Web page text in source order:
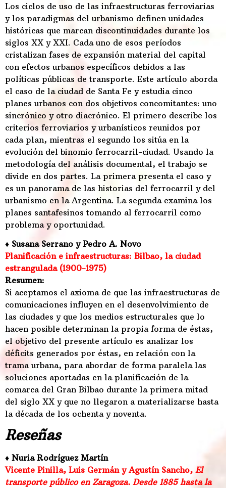
Los ciclos de uso de las infraestructuras ferroviarias
y los paradigmas del urbanismo definen unidades
históricas que marcan discontinuidades durante los
siglos XX y XXI. Cada uno de esos períodos
cristalizan fases de expansión material del capital
con efectos urbanos específicos debidos a las
políticas públicas de transporte. Este artículo aborda
el caso de la ciudad de Santa Fe y estudia cinco
planes urbanos con dos objetivos concomitantes: uno
sincrónico y otro diacrónico. El primero describe los
criterios ferroviarios y urbanísticos reunidos por
cada plan, mientras el segundo los sitúa en la
evolución del binomio ferrocarril-ciudad. Usando la
metodología del análisis documental, el trabajo se
divide en dos partes. La primera presenta el caso y
es un panorama de las historias del ferrocarril y del
urbanismo en la Argentina. La segunda examina los
planes santafesinos tomando al ferrocarril como
problema y oportunidad.
♦ Susana Serrano y Pedro A. Novo
Planificación e infraestructuras: Bilbao, la ciudad
estrangulada (1900-1975)
Resumen:
Si aceptamos el axioma de que las infraestructuras de
comunicaciones influyen en el desenvolvimiento de
las ciudades y que los medios estructurales que lo
hacen posible determinan la propia forma de éstas,
el objetivo del presente artículo es analizar los
déficits generados por éstas, en relación con la
trama urbana, para abordar de forma paralela las
soluciones aportadas en la planificación de la
comarca del Gran Bilbao durante la primera mitad
del siglo XX y que no llegaron a materializarse hasta
la década de los ochenta y noventa.
Reseñas
♦ Nuria Rodríguez Martín
Vicente Pinilla, Luis Germán y Agustín Sancho, El
transporte público en Zaragoza. Desde 1885 hasta la